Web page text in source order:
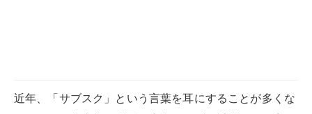
この記事でわかること